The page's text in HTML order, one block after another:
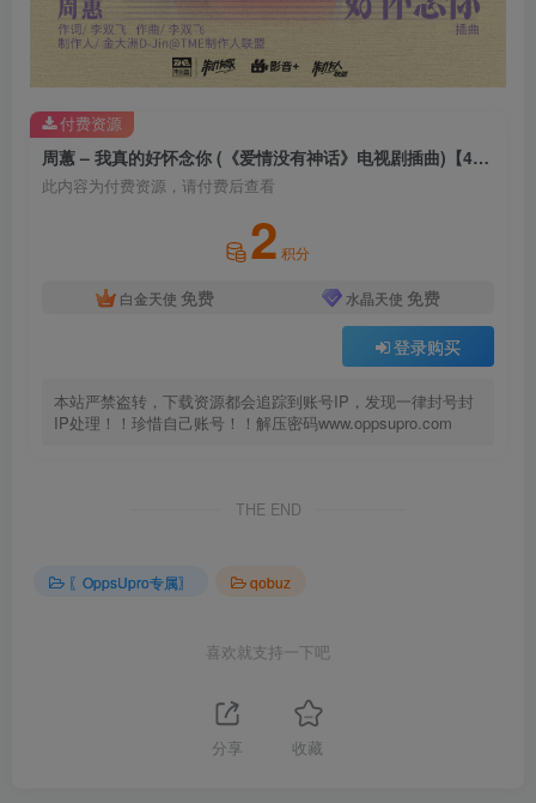
周蕙 – 我真的好怀念你 (《爱情没有神话》电视剧插曲)【44.1kHz／16bit】法国区
此内容为付费资源，请付费后查看
2 积分
白金天使 免费 水晶天使 免费
登录购买
本站严禁盗转，下载资源都会追踪到账号IP，发现一律封号封
IP处理！！珍惜自己账号！！解压密码www.oppsupro.com
付费资源
THE END
〖OppsUpro专属〗 qobuz
喜欢就支持一下吧
分享 收藏